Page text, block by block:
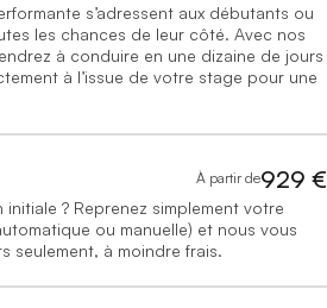
s’adressent aux débutants ou
les chances de leur côté. Avec nos
à conduire en une dizaine de jours
à l’issue de votre stage pour une
À partir de929 €
? Reprenez simplement votre
ou manuelle) et nous vous
seulement, à moindre frais.